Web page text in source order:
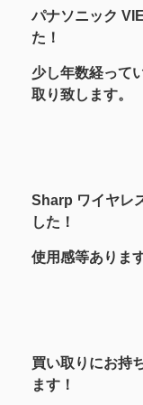
パナソニック
た！
少し年数経って
取り致します。
Sharp ワイヤレ
した！
使用感等ありま
買い取りにお持
ます！